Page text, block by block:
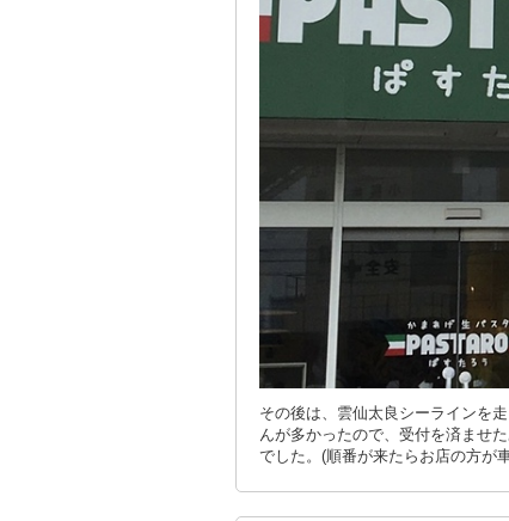
その後は、雲仙太良シーラインを
んが多かったので、受付を済ませ
でした。(順番が来たらお店の方が